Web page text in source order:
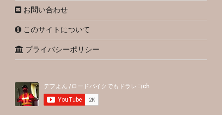
お問い合わせ
このサイトについて
プライバシーポリシー